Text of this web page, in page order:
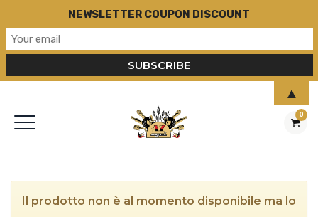
0
Il prodotto non è al momento disponibile ma lo
NEWSLETTER COUPON DISCOUNT
▲